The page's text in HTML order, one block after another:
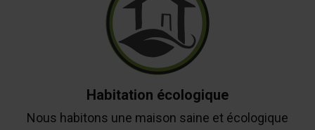
Habitation écologique
Nous habitons une maison saine et écologique